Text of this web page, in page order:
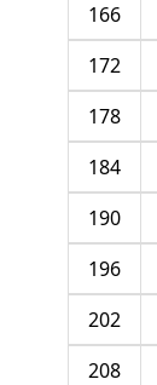
166
172
178
184
190
196
202
208